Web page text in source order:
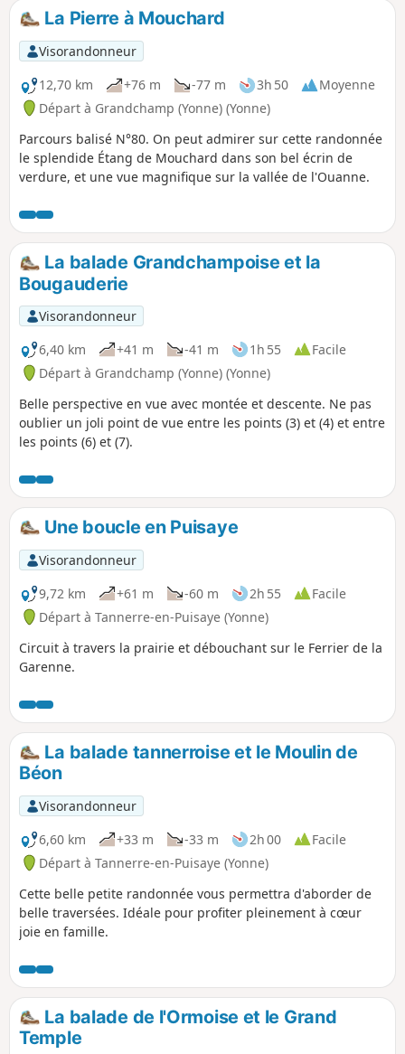
La Pierre à Mouchard
Visorandonneur
12,70 km
+76 m -77 m 3h 50
Moyenne
Départ à Grandchamp (Yonne) (Yonne)
Parcours balisé N°80. On peut admirer sur cette randonnée
le splendide Étang de Mouchard dans son bel écrin de
verdure, et une vue magnifique sur la vallée de l'Ouanne.
La balade Grandchampoise et la
Bougauderie
Visorandonneur
6,40 km
+41 m -41 m 1h 55
Facile
Départ à Grandchamp (Yonne) (Yonne)
Belle perspective en vue avec montée et descente. Ne pas
oublier un joli point de vue entre les points (3) et (4) et entre
les points (6) et (7).
Une boucle en Puisaye
Visorandonneur
9,72 km
+61 m -60 m 2h 55
Facile
Départ à Tannerre-en-Puisaye (Yonne)
Circuit à travers la prairie et débouchant sur le Ferrier de la
Garenne.
La balade tannerroise et le Moulin de
Béon
Visorandonneur
6,60 km
+33 m -33 m 2h 00
Facile
Départ à Tannerre-en-Puisaye (Yonne)
Cette belle petite randonnée vous permettra d'aborder de
belle traversées. Idéale pour profiter pleinement à cœur
joie en famille.
La balade de l'Ormoise et le Grand
Temple